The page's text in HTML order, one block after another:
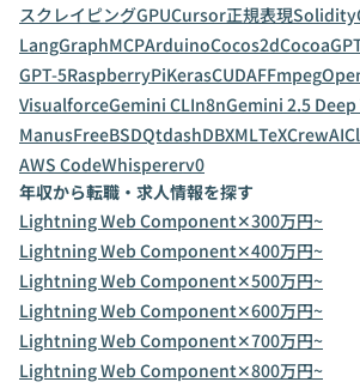
スクレイピングGPUCursor正規表現Solidity
LangGraphMCPArduinoCocos2dCocoa
GPT-5RaspberryPiKerasCUDAFFmpeg
VisualforceGemini CLIn8nGemini 2.5
ManusFreeBSDQtdashDBXMLTeXCrewAI
AWS CodeWhispererv0
年収から転職・求人情報を探す
Lightning Web Component✕300万円~
Lightning Web Component✕400万円~
Lightning Web Component✕500万円~
Lightning Web Component✕600万円~
Lightning Web Component✕700万円~
Lightning Web Component✕800万円~